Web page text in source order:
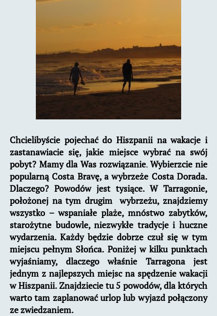
Chcielibyście pojechać do Hiszpanii na wakacje i
zastanawiacie się, jakie miejsce wybrać na swój
pobyt? Mamy dla Was rozwiązanie.Wybierzcie nie
popularną Costa Bravę, a wybrzeże Costa Dorada.
Dlaczego? Powodów jest tysiące. W Tarragonie,
położonej na tym drugim wybrzeżu, znajdziemy
wszystko – wspaniałe plaże, mnóstwo zabytków,
starożytne budowle, niezwykłe tradycje i huczne
wydarzenia. Każdy będzie dobrze czuł się w tym
miejscu pełnym Słońca. Poniżej w kilku punktach
wyjaśniamy, dlaczego właśnie Tarragona jest
jednym z najlepszych miejsc na spędzenie wakacji
w Hiszpanii. Znajdziecie tu 5 powodów, dla których
warto tam zaplanować urlop lub wyjazd połączony
ze zwiedzaniem.